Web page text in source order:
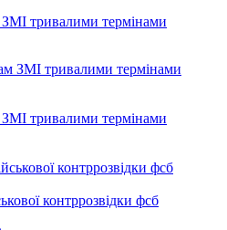
тривалими термінами
тривалими термінами
контррозвідки фсб